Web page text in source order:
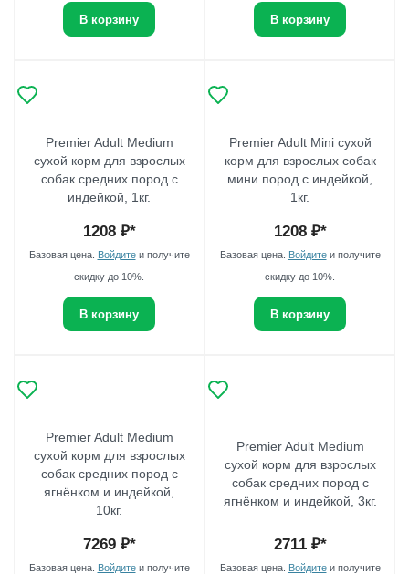
В корзину В корзину
Premier Adult Medium
сухой корм для взрослых
собак средних пород с
индейкой, 1кг.
1208₽*
Базовая цена. Войдитеи получите
скидку до 10%.
В корзину
Premier Adult Mini сухой
корм для взрослых собак
мини пород с индейкой,
1кг.
1208₽*
Базовая цена. Войдитеи получите
скидку до 10%.
В корзину
Premier Adult Medium
сухой корм для взрослых
собак средних пород с
ягнёнком и индейкой,
10кг.
7269₽*
Базовая цена. Войдитеи получите
Premier Adult Medium
сухой корм для взрослых
собак средних пород с
ягнёнком и индейкой, 3кг.
2711₽*
Базовая цена. Войдитеи получите